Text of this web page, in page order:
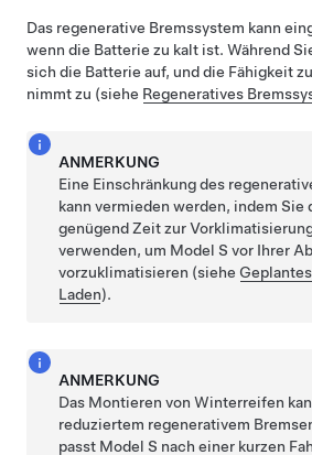
Das regenerative Bremssystem kann
wenn die Batterie zu kalt ist. Während
sich die Batterie auf, und die Fähigkeit
nimmt zu (siehe Regeneratives
ANMERKUNG
Eine Einschränkung des
kann vermieden werden, indem Sie
genügend Zeit zur
verwenden, um Model S vor Ihrer
vorzuklimatisieren (siehe
Laden).
ANMERKUNG
Das Montieren von Winterreifen
reduziertem regenerativem
passt Model S nach einer kurzen